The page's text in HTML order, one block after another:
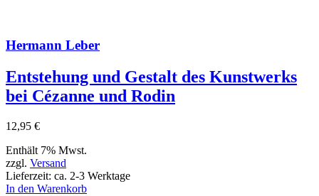
Hermann Leber
Entstehung und Gestalt des Kunstwerks
bei Cézanne und Rodin
12,95 €
Enthält 7% Mwst.
zzgl. Versand
Lieferzeit: ca. 2-3 Werktage
In den Warenkorb